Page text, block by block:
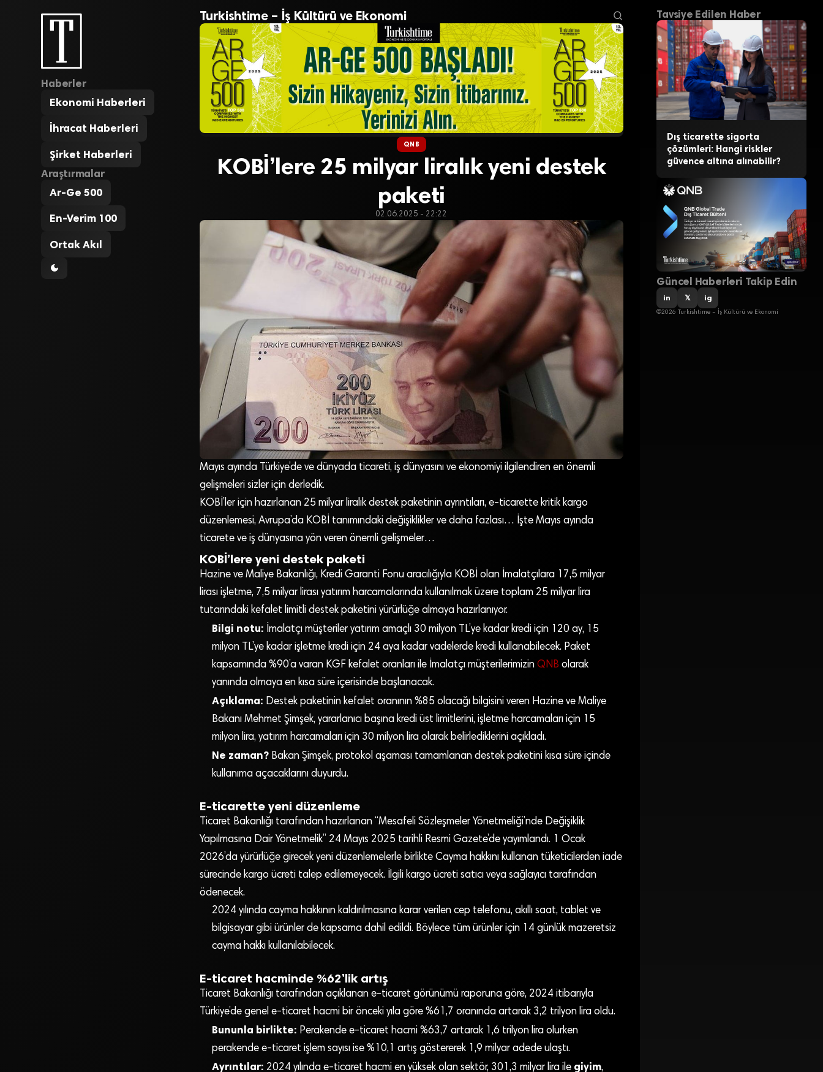
Haberler
Ekonomi Haberleri
İhracat Haberleri
Şirket Haberleri
Araştırmalar
Ar-Ge 500
En-Verim 100
Ortak Akıl
Turkishtime – İş Kültürü ve Ekonomi
QNB
KOBİ’lere 25 milyar liralık yeni destek
paketi
02.06.2025 - 22:22
Mayıs ayında Türkiye’de ve dünyada ticareti, iş dünyasını ve ekonomiyi ilgilendiren en önemli
gelişmeleri sizler için derledik.
KOBİ’ler için hazırlanan 25 milyar liralık destek paketinin ayrıntıları, e-ticarette kritik kargo
düzenlemesi, Avrupa’da KOBİ tanımındaki değişiklikler ve daha fazlası… İşte Mayıs ayında
ticarete ve iş dünyasına yön veren önemli gelişmeler…
KOBİ’lere yeni destek paketi
Hazine ve Maliye Bakanlığı, Kredi Garanti Fonu aracılığıyla KOBİ olan İmalatçılara 17,5 milyar
lirası işletme, 7,5 milyar lirası yatırım harcamalarında kullanılmak üzere toplam 25 milyar lira
tutarındaki kefalet limitli destek paketini yürürlüğe almaya hazırlanıyor.
Bilgi notu: İmalatçı müşteriler yatırım amaçlı 30 milyon TL’ye kadar kredi için 120 ay, 15
milyon TL’ye kadar işletme kredi için 24 aya kadar vadelerde kredi kullanabilecek. Paket
kapsamında %90’a varan KGF kefalet oranları ile İmalatçı müşterilerimizin QNB olarak
yanında olmaya en kısa süre içerisinde başlanacak.
Açıklama: Destek paketinin kefalet oranının %85 olacağı bilgisini veren Hazine ve Maliye
Bakanı Mehmet Şimşek, yararlanıcı başına kredi üst limitlerini, işletme harcamaları için 15
milyon lira, yatırım harcamaları için 30 milyon lira olarak belirlediklerini açıkladı.
Ne zaman?Bakan Şimşek, protokol aşaması tamamlanan destek paketini kısa süre içinde
kullanıma açacaklarını duyurdu.
E-ticarette yeni düzenleme
Ticaret Bakanlığı tarafından hazırlanan “Mesafeli Sözleşmeler Yönetmeliği’nde Değişiklik
Yapılmasına Dair Yönetmelik” 24 Mayıs 2025 tarihli Resmi Gazete’de yayımlandı. 1 Ocak
2026’da yürürlüğe girecek yeni düzenlemelerle birlikte Cayma hakkını kullanan tüketicilerden iade
sürecinde kargo ücreti talep edilemeyecek. İlgili kargo ücreti satıcı veya sağlayıcı tarafından
ödenecek.
2024 yılında cayma hakkının kaldırılmasına karar verilen cep telefonu, akıllı saat, tablet ve
bilgisayar gibi ürünler de kapsama dahil edildi. Böylece tüm ürünler için 14 günlük mazeretsiz
cayma hakkı kullanılabilecek.
E-ticaret hacminde %62’lik artış
Ticaret Bakanlığı tarafından açıklanan e-ticaret görünümü raporuna göre, 2024 itibarıyla
Türkiye’de genel e-ticaret hacmi bir önceki yıla göre %61,7 oranında artarak 3,2 trilyon lira oldu.
Bununla birlikte: Perakende e-ticaret hacmi %63,7 artarak 1,6 trilyon lira olurken
perakende e-ticaret işlem sayısı ise %10,1 artış göstererek 1,9 milyar adede ulaştı.
Ayrıntılar: 2024 yılında e-ticaret hacmi en yüksek olan sektör, 301,3 milyar lira ilegiyim,
Tavsiye Edilen Haber
Dış ticarette sigorta
çözümleri: Hangi riskler
güvence altına alınabilir?
Güncel Haberleri Takip Edin
in 𝕏 ig
©2026 Turkishtime – İş Kültürü ve Ekonomi